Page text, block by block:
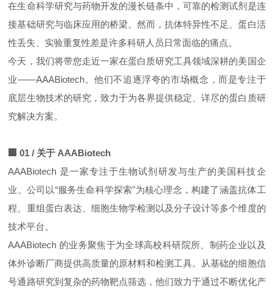
在生命科学研究与药物开发的漫长链条中，可靠的检测试剂是连
接基础研究与临床应用的桥梁。然而，抗体特异性不足、蛋白活
性丢失、实验重复性差是许多科研人员日常面临的痛点。
今天，我们将带您走近一家在蛋白质研究工具领域深耕的美国企
业——AAABiotech。他们不追逐浮夸的市场概念，而是专注于
底层生物技术的研究，致力于为各界提供稳定、详尽的蛋白质研
究解决方案。
🏢 01 / 关于 AAABiotech
AAABiotech 是一家专注于生物试剂研发与生产的美国科技企
业。公司以“服务生命科学探索"为核心理念，构建了涵盖抗体工
程、重组蛋白表达、细胞生物学检测以及分子设计等多个维度的
技术平台。
AAABiotech 的业务聚焦于为全球高校科研院所、制药企业以及
体外诊断厂商提供高质量的原材料和检测工具。从基础的细胞信
号通路研究到复杂的药物靶点筛选，他们致力于通过不断优化产